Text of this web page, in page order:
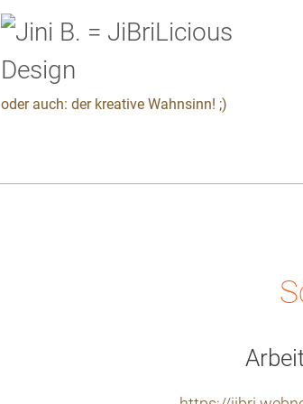
oder auch: der kreative Wahnsinn! ;)